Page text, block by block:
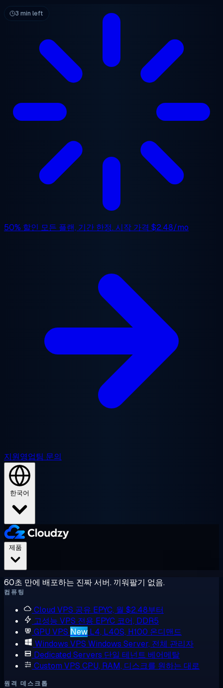
본문으로 건너뛰기
50% 할인 모든 플랜, 기간 한정. 시작 가격 $2.48/mo
지원영업팀 문의
한국어
60초 만에 배포하는 진짜 서버. 끼워팔기 없음.
컴퓨팅
Cloud VPS 공유 EPYC, 월 $2.48부터
고성능 VPS 전용 EPYC 코어, DDR5
GPU VPS New L4, L40S, H100 온디맨드
Windows VPS Windows Server, 전체 관리자
Dedicated Servers 단일 테넌트 베어메탈
Custom VPS CPU, RAM, 디스크를 원하는 대로
원격 데스크톱
3 min left